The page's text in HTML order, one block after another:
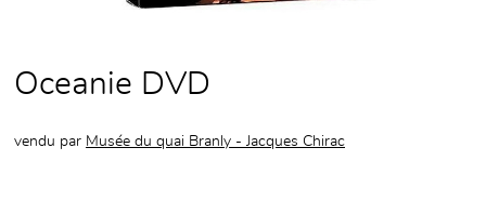
Oceanie DVD
vendu par Musée du quai Branly - Jacques Chirac